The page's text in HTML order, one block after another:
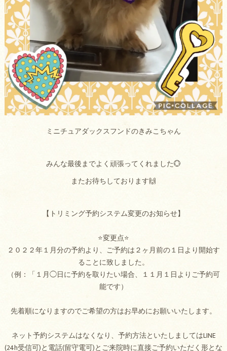
ミニチュアダックスフンドのきみこちゃん
みんな最後までよく頑張ってくれました💮
またお待ちしております🙌
【トリミング予約システム変更のお知らせ】
⭐変更点⭐
２０２２年１月分の予約より、ご予約は２ヶ月前の１日より開始す
ることに致しました。
（例：「１月◯日に予約を取りたい場合、１１月１日よりご予約可
能です）
先着順になりますのでご希望の方はお早めにお願いいたします。
ネット予約システムはなくなり、予約方法といたしましてはLINE
(24h受信可)と電話(留守電可)とご来院時に直接ご予約いただく形とな